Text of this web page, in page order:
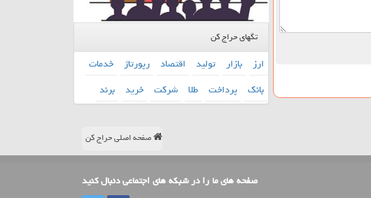
تگهای حراج کن
ارز بازار تولید اقتصاد رپورتاژ خدمات
بانك پرداخت طلا شركت خرید برند
صفحه اصلی حراج کن
صفحه های ما را در شبکه های اجتماعی دنبال کنید